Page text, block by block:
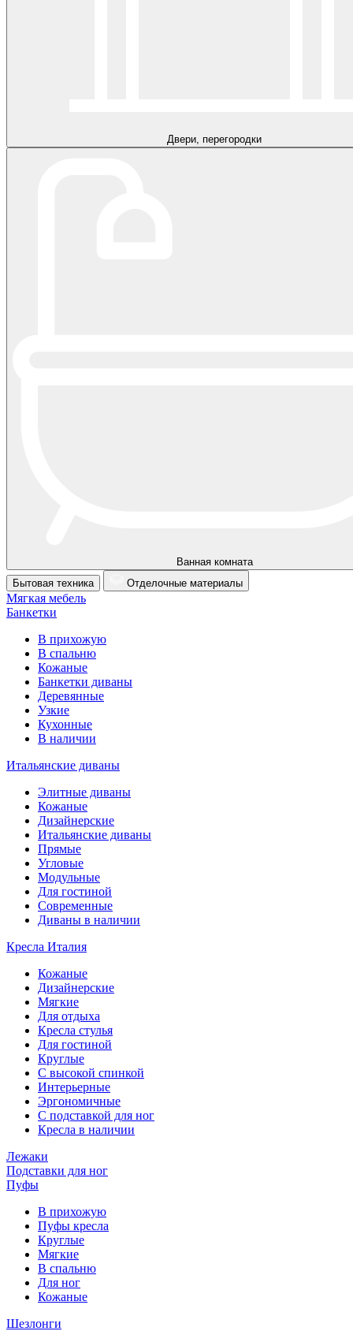
Двери, перегородки
Ванная комната
Бытовая техника
Отделочные материалы
Мягкая мебель
Банкетки
В прихожую
В спальню
Кожаные
Банкетки диваны
Деревянные
Узкие
Кухонные
В наличии
Итальянские диваны
Элитные диваны
Кожаные
Дизайнерские
Итальянские диваны
Прямые
Угловые
Модульные
Для гостиной
Современные
Диваны в наличии
Кресла Италия
Кожаные
Дизайнерские
Мягкие
Для отдыха
Кресла стулья
Для гостиной
Круглые
С высокой спинкой
Интерьерные
Эргономичные
С подставкой для ног
Кресла в наличии
Лежаки
Подставки для ног
Пуфы
В прихожую
Пуфы кресла
Круглые
Мягкие
В спальню
Для ног
Кожаные
Шезлонги